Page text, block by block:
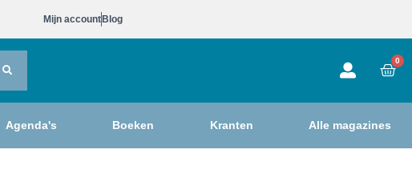
Mijn account Blog
0
Agenda's Boeken Kranten Alle magazines